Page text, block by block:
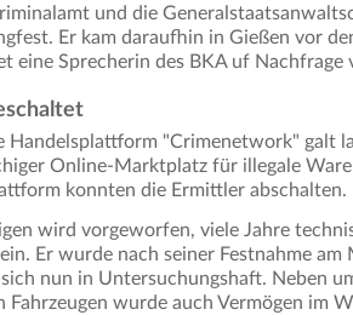
und die
Er kam daraufhin in Gießen vor
eine Sprecherin des BKA uf Nachfrage
Handelsplattform "Crimenetwork" galt
Online-Marktplatz für illegale
konnten die Ermittler abschalten.
wird vorgeworfen, viele Jahre
Er wurde nach seiner Festnahme
nun in Untersuchungshaft. Neben
Fahrzeugen wurde auch Vermögen im